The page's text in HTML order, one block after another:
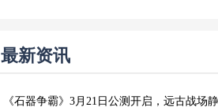
最新资讯
《石器争霸》3月21日公测开启，远古战场静候大统领的降